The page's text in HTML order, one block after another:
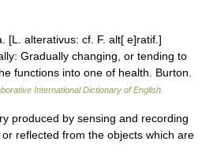
[L. alterativus: cf. F. alt[ e]ratif.]
Gradually changing, or tending to
functions into one of health. Burton.
International Dictionary of English
produced by sensing and recording
reflected from the objects which are